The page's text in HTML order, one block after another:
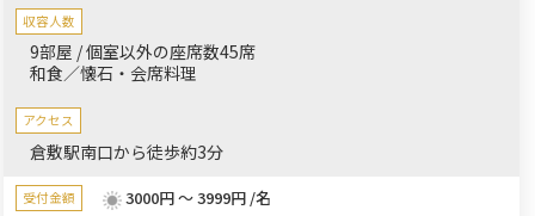
なご友人との特別なひと時をお過ごしください。
収容人数
9部屋 / 個室以外の座席数45席
和食／懐石・会席料理
アクセス
倉敷駅南口から徒歩約3分
受付金額
3000円 ～ 3999円 /名